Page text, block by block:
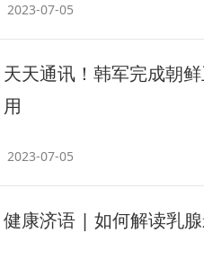
2023-07-05
天天通讯！韩军完成朝
用
2023-07-05
健康济语 | 如何解读乳腺